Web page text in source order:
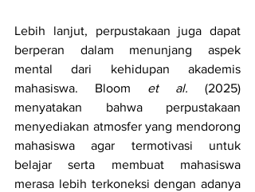
Lebih lanjut, perpustakaan juga dapat
berperan dalam menunjang aspek
mental dari kehidupan akademis
mahasiswa. Bloom et al. (2025)
menyatakan bahwa perpustakaan
menyediakan atmosfer yang mendorong
mahasiswa agar termotivasi untuk
belajar serta membuat mahasiswa
merasa lebih terkoneksi dengan adanya